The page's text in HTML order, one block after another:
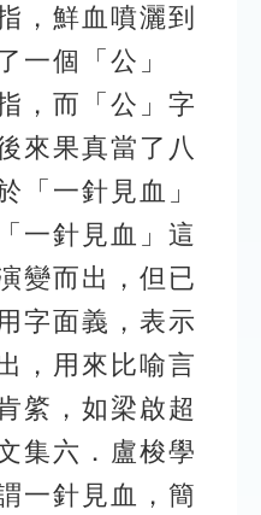
，鮮血噴灑到
一個「公」
，而「公」字
來果真當了八
「一針見血」
一針見血」這
變而出，但已
字面義，表示
，用來比喻言
綮，如梁啟超
集六．盧梭學
一針見血，簡